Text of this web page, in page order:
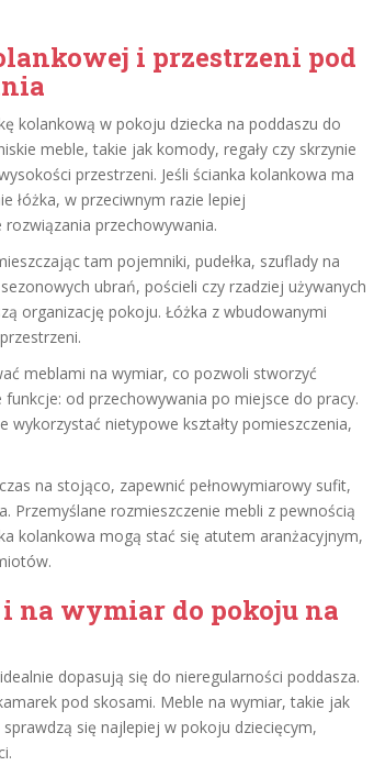
i przestrzeni pod
kolankową w pokoju dziecka na poddaszu do
meble, takie jak komody, regały czy skrzynie
przestrzeni. Jeśli ścianka kolankowa ma
łóżka, w przeciwnym razie lepiej
przechowywania.
tam pojemniki, pudełka, szuflady na
ubrań, pościeli czy rzadziej używanych
organizację pokoju. Łóżka z wbudowanymi
meblami na wymiar, co pozwoli stworzyć
od przechowywania po miejsce do pracy.
nietypowe kształty pomieszczenia,
na stojąco, zapewnić pełnowymiarowy sufit,
Przemyślane rozmieszczenie mebli z pewnością
kolankowa mogą stać się atutem aranżacyjnym,
na wymiar do pokoju na
dopasują się do nieregularności poddasza.
pod skosami. Meble na wymiar, takie jak
się najlepiej w pokoju dziecięcym,